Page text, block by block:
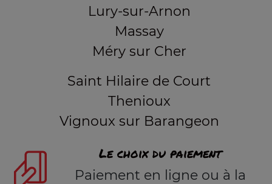
Lury-sur-Arnon
Massay
Méry sur Cher
Saint Hilaire de Court
Thenioux
Vignoux sur Barangeon
Le choix du paiement
Paiement en ligne ou à la